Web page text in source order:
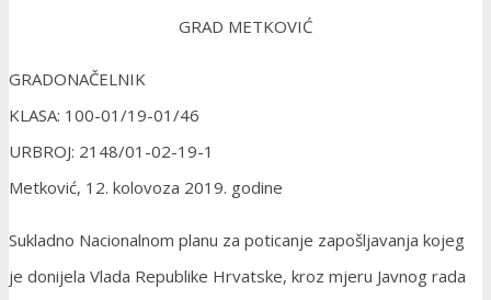
GRAD METKOVIĆ
GRADONAČELNIK
KLASA: 100-01/19-01/46
URBROJ: 2148/01-02-19-1
Metković, 12. kolovoza 2019. godine
Sukladno Nacionalnom planu za poticanje zapošljavanja kojeg
je donijela Vlada Republike Hrvatske, kroz mjeru Javnog rada